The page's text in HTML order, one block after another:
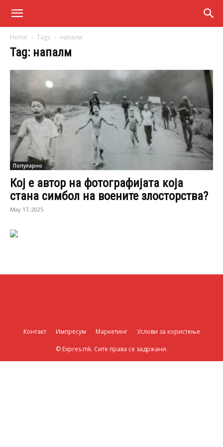
Home Tags напалм
Tag: напалм
Популарно
Кој е автор на фотографијата која
стана симбол на воените злосторства?
May 17, 2025
Контакт Импресум Маркетинг Услови за користење
© Expres.mk. Сите права се задржани.